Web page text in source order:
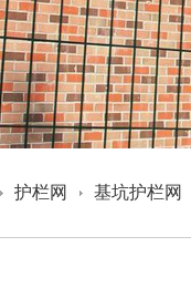
护栏网 基坑护栏网